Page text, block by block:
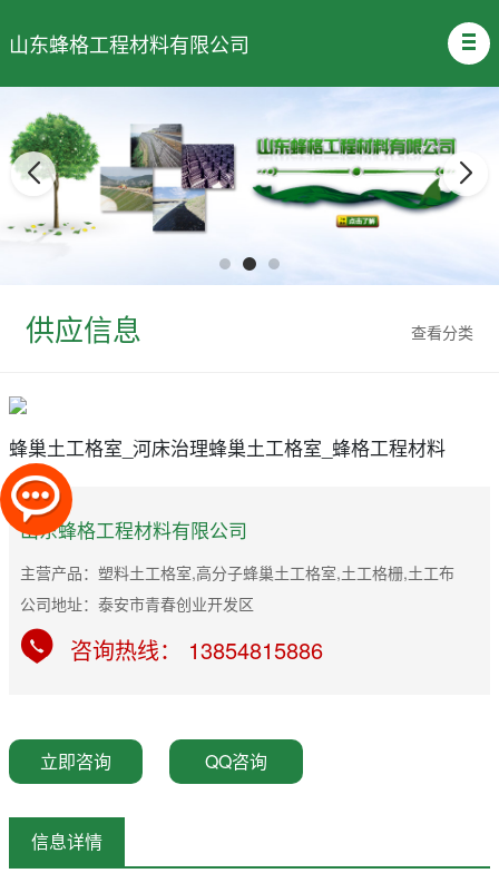
山东蜂格工程材料有限公司
查看分类
供应信息
蜂巢土工格室_河床治理蜂巢土工格室_蜂格工程材料
山东蜂格工程材料有限公司
主营产品：塑料土工格室,高分子蜂巢土工格室,土工格栅,土工布
公司地址：泰安市青春创业开发区
咨询热线： 13854815886
立即咨询 QQ咨询
信息详情